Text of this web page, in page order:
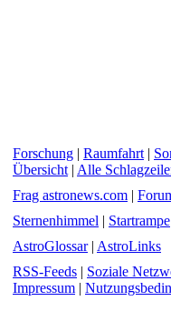
Forschung | Raumfahrt |
Übersicht | Alle
Frag astronews.com |
Sternenhimmel | Startrampe
AstroGlossar| AstroLinks
RSS-Feeds | Soziale
Impressum |